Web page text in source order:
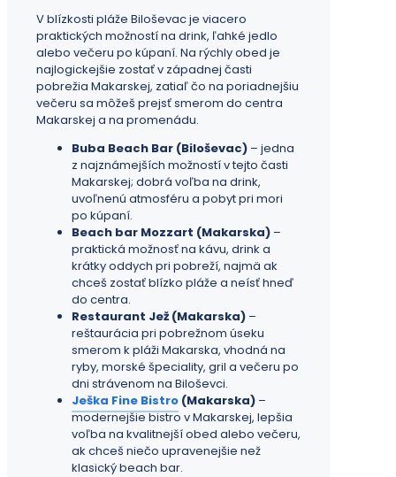
V blízkosti pláže Biloševac je viacero
praktických možností na drink, ľahké jedlo
alebo večeru po kúpaní. Na rýchly obed je
najlogickejšie zostať v západnej časti
pobrežia Makarskej, zatiaľ čo na poriadnejšiu
večeru sa môžeš prejsť smerom do centra
Makarskej a na promenádu.
Buba Beach Bar (Biloševac) – jedna
z najznámejších možností v tejto časti
Makarskej; dobrá voľba na drink,
uvoľnenú atmosféru a pobyt pri mori
po kúpaní.
Beach bar Mozzart (Makarska) –
praktická možnosť na kávu, drink a
krátky oddych pri pobreží, najmä ak
chceš zostať blízko pláže a neísť hneď
do centra.
Restaurant Jež (Makarska) –
reštaurácia pri pobrežnom úseku
smerom k pláži Makarska, vhodná na
ryby, morské špeciality, gril a večeru po
dni strávenom na Biloševci.
Ješka Fine Bistro (Makarska) –
modernejšie bistro v Makarskej, lepšia
voľba na kvalitnejší obed alebo večeru,
ak chceš niečo upravenejšie než
klasický beach bar.